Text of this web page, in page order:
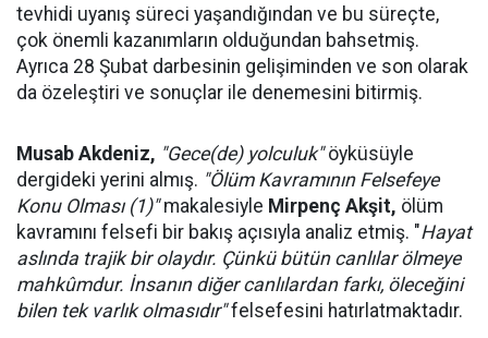
tevhidi uyanış süreci yaşandığından ve bu süreçte,
çok önemli kazanımların olduğundan bahsetmiş.
Ayrıca 28 Şubat darbesinin gelişiminden ve son olarak
da özeleştiri ve sonuçlar ile denemesini bitirmiş.
Musab Akdeniz, "Gece(de) yolculuk"öyküsüyle
dergideki yerini almış. "Ölüm Kavramının Felsefeye
Konu Olması (1)"makalesiyle Mirpenç Akşit, ölüm
kavramını felsefi bir bakış açısıyla analiz etmiş. "Hayat
aslında trajik bir olaydır. Çünkü bütün canlılar ölmeye
mahkûmdur. İnsanın diğer canlılardan farkı, öleceğini
bilen tek varlık olmasıdır"felsefesini hatırlatmaktadır.